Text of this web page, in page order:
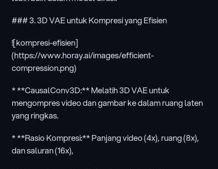
### 3. 3D VAE untuk Kompresi yang Efisien
![kompresi-efisien]
(https://www.horay.ai/images/efficient-
compression.png)
* **CausalConv3D:** Melatih 3D VAE untuk
mengompres video dan gambar ke dalam ruang laten
yang ringkas.
* **Rasio Kompresi:** Panjang video (4x), ruang (8x),
dan saluran (16x),